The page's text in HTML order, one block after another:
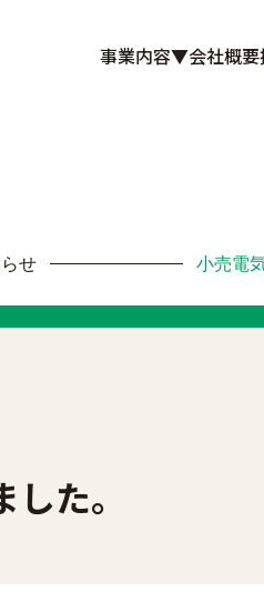
事業内容▼
蓄電池
会社概要
せ 小売電
た。